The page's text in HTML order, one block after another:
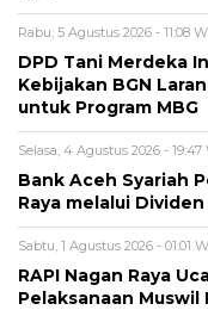
Rabu, 5 Agustus 2026 - 11:08
DPD Tani Merdeka
Kebijakan BGN
untuk Program MBG
Selasa, 4 Agustus 2026 - 19:47
Bank Aceh Syariah
Raya melalui
Sabtu, 1 Agustus 2026 - 01:01
RAPI Nagan Raya
Pelaksanaan Muswil